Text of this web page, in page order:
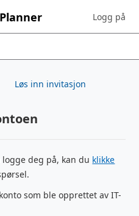
Sign in to
Logg på
Løs inn invitasjon
deg på, kan du klikke
som ble opprettet av IT-